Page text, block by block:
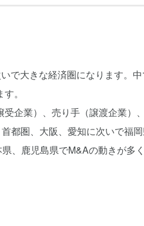
で大きな経済圏になります。
。
企業）、売り手（譲渡企業）、
都圏、大阪、愛知に次いで福
、鹿児島県でM&Aの動きが多く